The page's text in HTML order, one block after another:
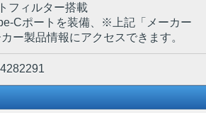
フィルター搭載
Cポートを装備、※上記「メーカー
ー製品情報にアクセスできます。